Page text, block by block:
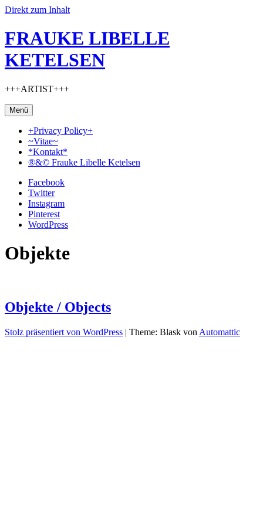
Direkt zum Inhalt
FRAUKE LIBELLE
KETELSEN
+++ARTIST+++
Menü
+Privacy Policy+
~Vitae~
*Kontakt*
®&© Frauke Libelle Ketelsen
Facebook
Twitter
Instagram
Pinterest
WordPress
Objekte
Objekte / Objects
Stolz präsentiert von WordPress | Theme: Blask von Automattic